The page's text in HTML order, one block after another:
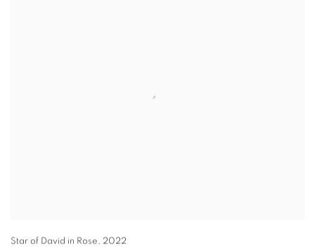
Star of David in Rose, 2022